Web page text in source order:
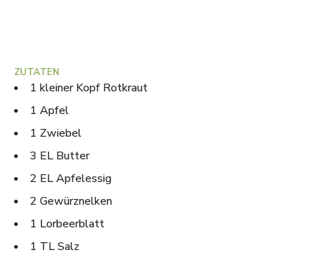
ZUTATEN
1 kleiner Kopf Rotkraut
1 Apfel
1 Zwiebel
3 EL Butter
2 EL Apfelessig
2 Gewürznelken
1 Lorbeerblatt
1 TL Salz